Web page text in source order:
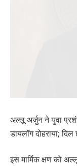
अल्लू अर्जुन ने युवा
डायलॉग दोहराया;
इस मार्मिक क्षण को